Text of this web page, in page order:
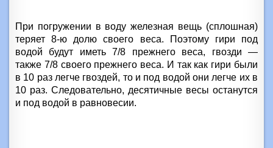
При погружении в воду железная вещь (сплошная)
теряет 8-ю долю своего веса. Поэтому гири под
водой будут иметь 7/8 прежнего веса, гвозди —
также 7/8 своего прежнего веса. И так как гири были
в 10 раз легче гвоздей, то и под водой они легче их в
10 раз. Следовательно, десятичные весы останутся
и под водой в равновесии.